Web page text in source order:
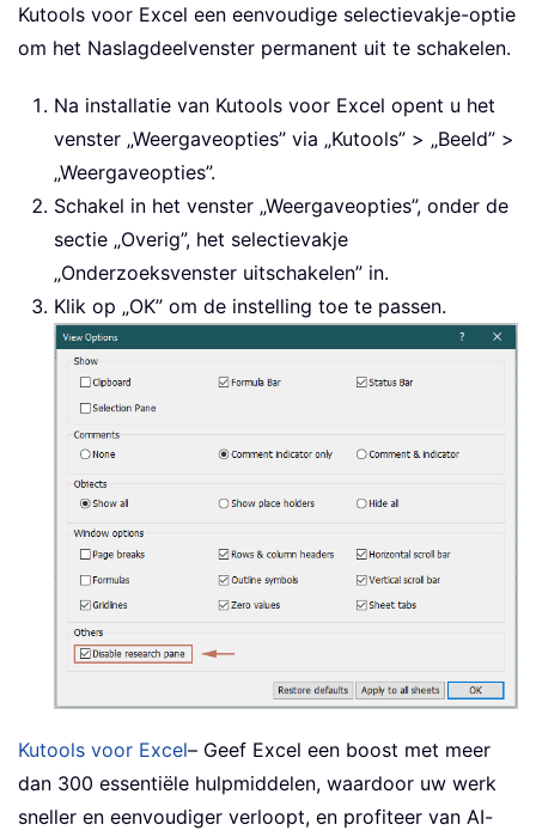
Kutools voor Excel een eenvoudige selectievakje-optie
om het Naslagdeelvenster permanent uit te schakelen.
Na installatie van Kutools voor Excel opent u het
venster „Weergaveopties” via „Kutools” > „Beeld” >
„Weergaveopties”.
Schakel in het venster „Weergaveopties”, onder de
sectie „Overig”, het selectievakje
„Onderzoeksvenster uitschakelen” in.
Klik op „OK” om de instelling toe te passen.
Kutools voor Excel– Geef Excel een boost met meer
dan 300 essentiële hulpmiddelen, waardoor uw werk
sneller en eenvoudiger verloopt, en profiteer van AI-